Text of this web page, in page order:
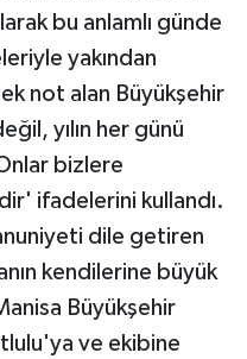
bu anlamlı günde
yakından
not alan Büyükşehir
yılın her günü
bizlere
ifadelerini kullandı.
dile getiren
kendilerine büyük
Büyükşehir
ve ekibine